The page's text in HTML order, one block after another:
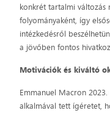
konkrét tartalmi változás
folyományaként, így
intézkedésről
a jövőben fontos
Motivációk és kiváltó
Emmanuel Macron
alkalmával tett ígéretet,